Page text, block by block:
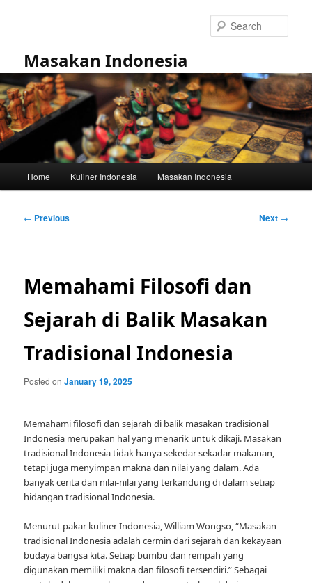
Masakan Indonesia
Home Kuliner Indonesia Masakan Indonesia
Post
← Previous Next →
Memahami Filosofi dan
Sejarah di Balik Masakan
Tradisional Indonesia
Posted onJanuary 19, 2025
Memahami filosofi dan sejarah di balik masakan tradisional
Indonesia merupakan hal yang menarik untuk dikaji. Masakan
tradisional Indonesia tidak hanya sekedar sekadar makanan,
tetapi juga menyimpan makna dan nilai yang dalam. Ada
banyak cerita dan nilai-nilai yang terkandung di dalam setiap
hidangan tradisional Indonesia.
Menurut pakar kuliner Indonesia, William Wongso, “Masakan
tradisional Indonesia adalah cermin dari sejarah dan kekayaan
budaya bangsa kita. Setiap bumbu dan rempah yang
digunakan memiliki makna dan filosofi tersendiri.” Sebagai